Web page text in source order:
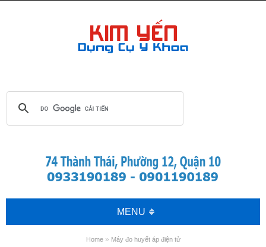
MENU
Home» Máy đo huyết áp điện tử